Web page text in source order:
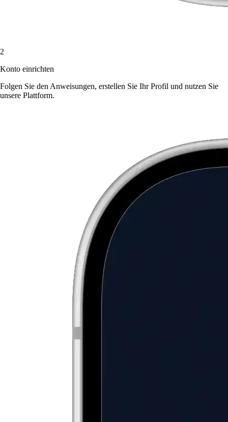
2
Konto einrichten
Folgen Sie den Anweisungen, erstellen Sie Ihr Profil und nutzen Sie
unsere Plattform.